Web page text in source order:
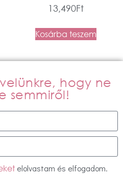
13,490Ft
Kosárba teszem
hogy ne
semmiről!
elolvastam és elfogadom.